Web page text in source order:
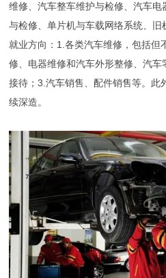
维修、汽车整车维护与检修、汽车
与检修、单片机与车载网络系统、旧
就业方向：1.各类汽车维修，包括但
修、电器维修和汽车外形整修、汽
接待；3.汽车销售、配件销售等。此
续深造。